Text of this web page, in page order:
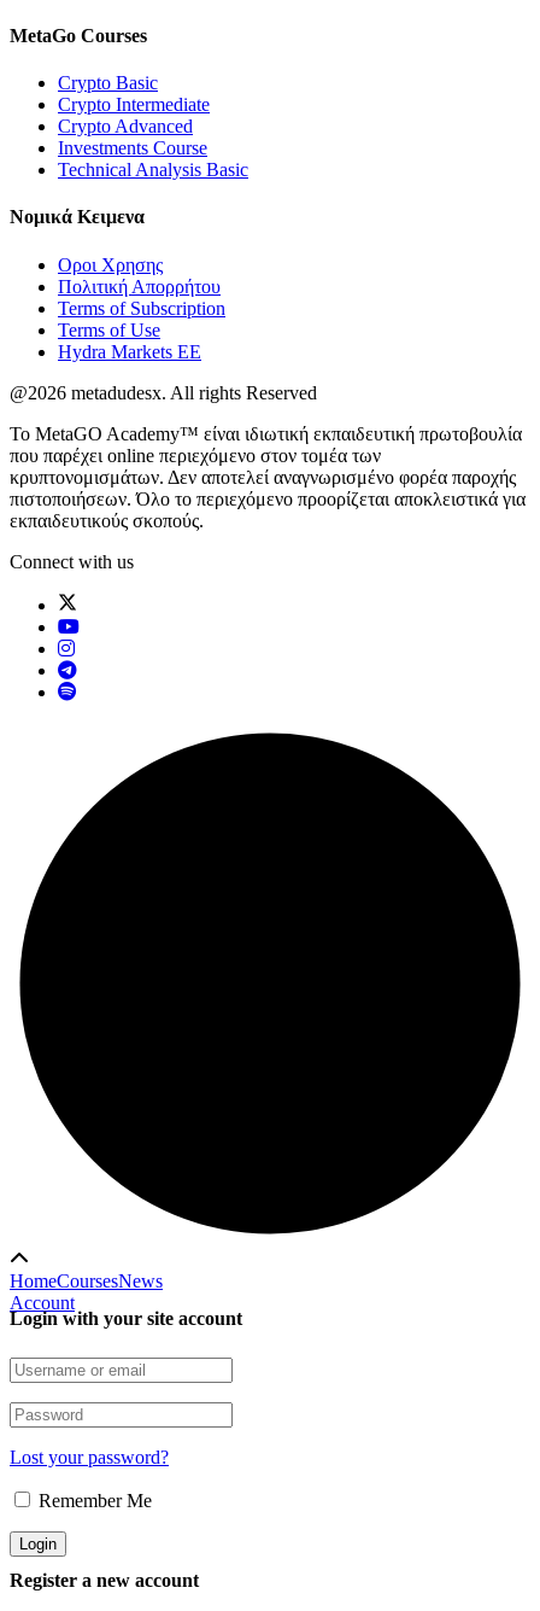
MetaGo Courses
Crypto Basic
Crypto Intermediate
Crypto Advanced
Investments Course
Technical Analysis Basic
Νομικά Κειμενα
Οροι Χρησης
Πολιτική Απορρήτου
Terms of Subscription
Terms of Use
Hydra Markets EE
@2026 metadudesx. All rights Reserved
Το MetaGO Academy™ είναι ιδιωτική εκπαιδευτική πρωτοβουλία
που παρέχει online περιεχόμενο στον τομέα των
κρυπτονομισμάτων. Δεν αποτελεί αναγνωρισμένο φορέα παροχής
πιστοποιήσεων. Όλο το περιεχόμενο προορίζεται αποκλειστικά για
εκπαιδευτικούς σκοπούς.
Connect with us
HomeCoursesNews
Account
Login with your site account
Lost your password?
Remember Me
Register a new account